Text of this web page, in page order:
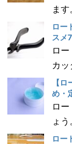
ま
ロー
スメ
ロ
カ
【
め・
ロ
ょ
ロー